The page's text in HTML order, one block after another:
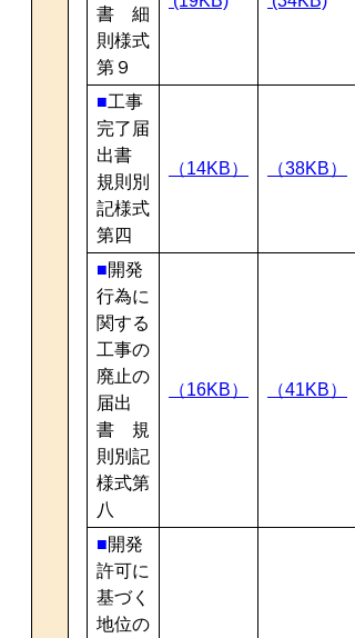
書 細
則様式
第９
■工事
完了届
出書
規則別
記様式
第四
（14KB） （38KB）
■開発
行為に
関する
工事の
廃止の
届出
書 規
則別記
様式第
八
（16KB） （41KB）
■開発
許可に
基づく
地位の